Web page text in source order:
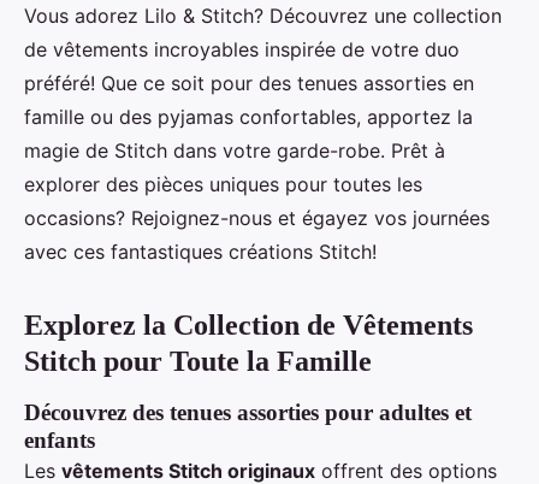
Découvrez le monde du
vetement stitch pour les fans de
lilo & stitch
Thomas•26 juin 2024•3 min de lecture
Vous adorez Lilo & Stitch? Découvrez une collection
de vêtements incroyables inspirée de votre duo
préféré! Que ce soit pour des tenues assorties en
famille ou des pyjamas confortables, apportez la
magie de Stitch dans votre garde-robe. Prêt à
explorer des pièces uniques pour toutes les
occasions? Rejoignez-nous et égayez vos journées
avec ces fantastiques créations Stitch!
Explorez la Collection de Vêtements
Stitch pour Toute la Famille
Découvrez des tenues assorties pour adultes et
enfants
Les vêtements Stitch originaux offrent des options